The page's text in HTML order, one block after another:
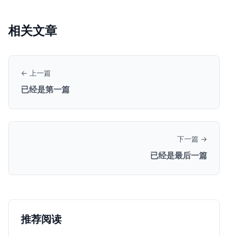
相关文章
← 上一篇
已经是第一篇
下一篇 →
已经是最后一篇
推荐阅读